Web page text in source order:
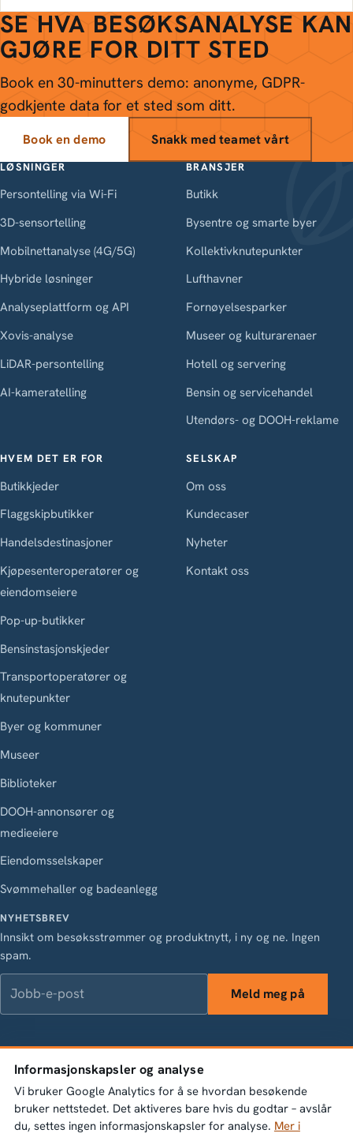
SE HVA BESØKSANALYSE KAN
GJØRE FOR DITT STED
Book en 30-minutters demo: anonyme, GDPR-
godkjente data for et sted som ditt.
Book en demo Snakk med teamet vårt
LØSNINGER
Persontelling via Wi-Fi
3D-sensortelling
Mobilnettanalyse (4G/5G)
Hybride løsninger
Analyseplattform og API
Xovis-analyse
LiDAR-persontelling
AI-kameratelling
BRANSJER
Butikk
Bysentre og smarte byer
Kollektivknutepunkter
Lufthavner
Fornøyelsesparker
Museer og kulturarenaer
Hotell og servering
Bensin og servicehandel
Utendørs- og DOOH-reklame
HVEM DET ER FOR
Butikkjeder
Flaggskipbutikker
Handelsdestinasjoner
Kjøpesenteroperatører og
eiendomseiere
Pop-up-butikker
Bensinstasjonskjeder
Transportoperatører og
knutepunkter
Byer og kommuner
Museer
Biblioteker
DOOH-annonsører og
medieeiere
Eiendomsselskaper
Svømmehaller og badeanlegg
SELSKAP
Om oss
Kundecaser
Nyheter
Kontakt oss
NYHETSBREV
Innsikt om besøksstrømmer og produktnytt, i ny og ne. Ingen
spam.
Meld meg på
LinkedIn Instagram Facebook
Vasagatan 28, 111 20 Stockholm · Org.nr 556845-1198 ·
info@bumbeelabs.se
© 2026 Bumbee Labs AB. Alle rettigheter forbeholdt.
Informasjonskapsler og analyse
Vi bruker Google Analytics for å se hvordan besøkende
bruker nettstedet. Det aktiveres bare hvis du godtar – avslår
du, settes ingen informasjonskapsler for analyse. Mer i